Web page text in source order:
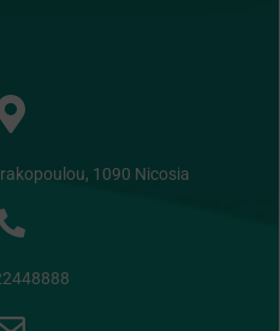
1090 Nicosia